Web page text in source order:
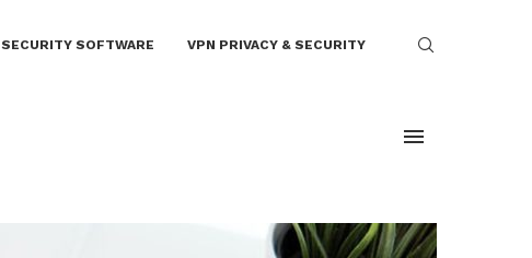
SECURITY SOFTWARE VPN PRIVACY & SECURITY